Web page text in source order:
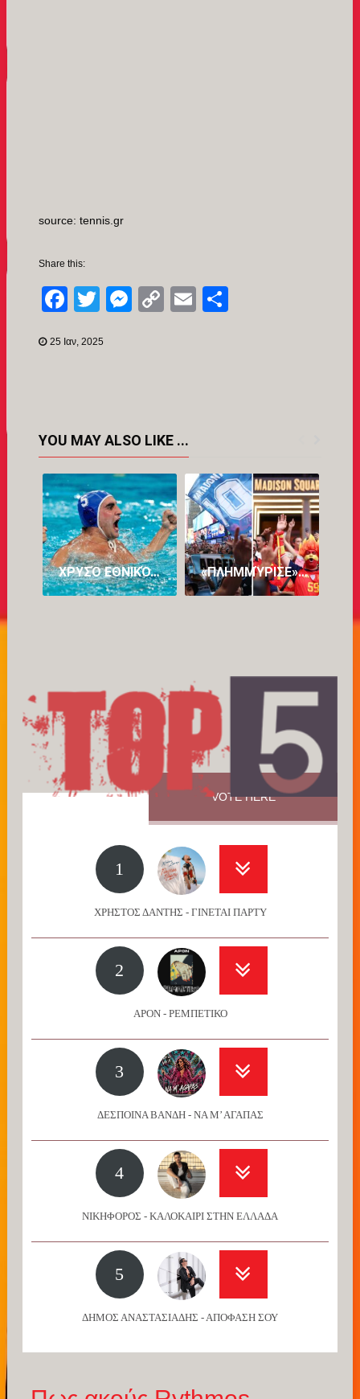
source: tennis.gr
Share this:
Facebook
TwitterMessenger
CopyEmail
25 Ιαν, 2025
YOU MAY ALSO LIKE ...
ΧΡΥΣΌ ΕΘΝΙΚΌ… ΌΝΕΙΡΟ: Η ΕΛΛΆΔΑΡΑ ΣΤΗΝ ΚΟΡΥΦΉ ΤΟΥ ΠΛΑΝΉΤΗ ΚΑΤΑΤΡΟΠΏΝΟΝΤΑΣ ΤΗΝ ΟΥΓΓΑΡΊΑ! «ΠΛΗΜΜΎΡΙΣΕ» ΜΕ… ΤΡΕΛΑΜΈΝΟΥΣ ΑΡΓΕΝΤΙΝΟΎΣ ΚΑΙ ΙΣΠΑΝΟΎΣ Η ΝΈΑ ΥΌΡΚΗ ΕΝ ΌΨΕΙ ΤΟΥ ΜΕΓΆΛΟΥ ΤΕΛΙΚΟΎ
VOTE HERE
1
ΧΡΗΣΤΟΣ ΔΑΝΤΗΣ - ΓΙΝΕΤΑΙ ΠΑΡΤΥ
2
APON - ΡΕΜΠΕΤΙΚΟ
3
ΔΕΣΠΟΙΝΑ ΒΑΝΔΗ - ΝΑ Μ’ ΑΓΑΠΑΣ
4
ΝΙΚΗΦΟΡΟΣ - ΚΑΛΟΚΑΙΡΙ ΣΤΗΝ ΕΛΛΑΔΑ
5
ΔΗΜΟΣ ΑΝΑΣΤΑΣΙΑΔΗΣ - ΑΠΟΦΑΣΗ ΣΟΥ